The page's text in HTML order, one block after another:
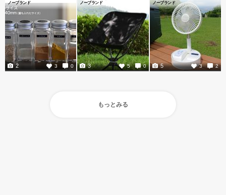
ノーブランド
3 0
2
ノーブランド
5 0
3
ノーブランド
3 2
5
もっとみる